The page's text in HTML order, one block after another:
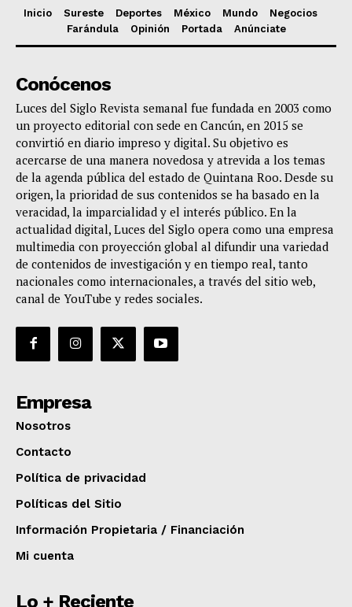
Inicio Sureste Deportes México Mundo
Negocios
Farándula
Opinión Portada Anúnciate
Conócenos
Luces del Siglo Revista semanal fue fundada en 2003 como
un proyecto editorial con sede en Cancún, en 2015 se
convirtió en diario impreso y digital. Su objetivo es
acercarse de una manera novedosa y atrevida a los temas
de la agenda pública del estado de Quintana Roo. Desde su
origen, la prioridad de sus contenidos se ha basado en la
veracidad, la imparcialidad y el interés público. En la
actualidad digital, Luces del Siglo opera como una empresa
multimedia con proyección global al difundir una variedad
de contenidos de investigación y en tiempo real, tanto
nacionales como internacionales, a través del sitio web,
canal de YouTube y redes sociales.
Empresa
Nosotros
Contacto
Política de privacidad
Políticas del Sitio
Información Propietaria / Financiación
Mi cuenta
Lo + Reciente